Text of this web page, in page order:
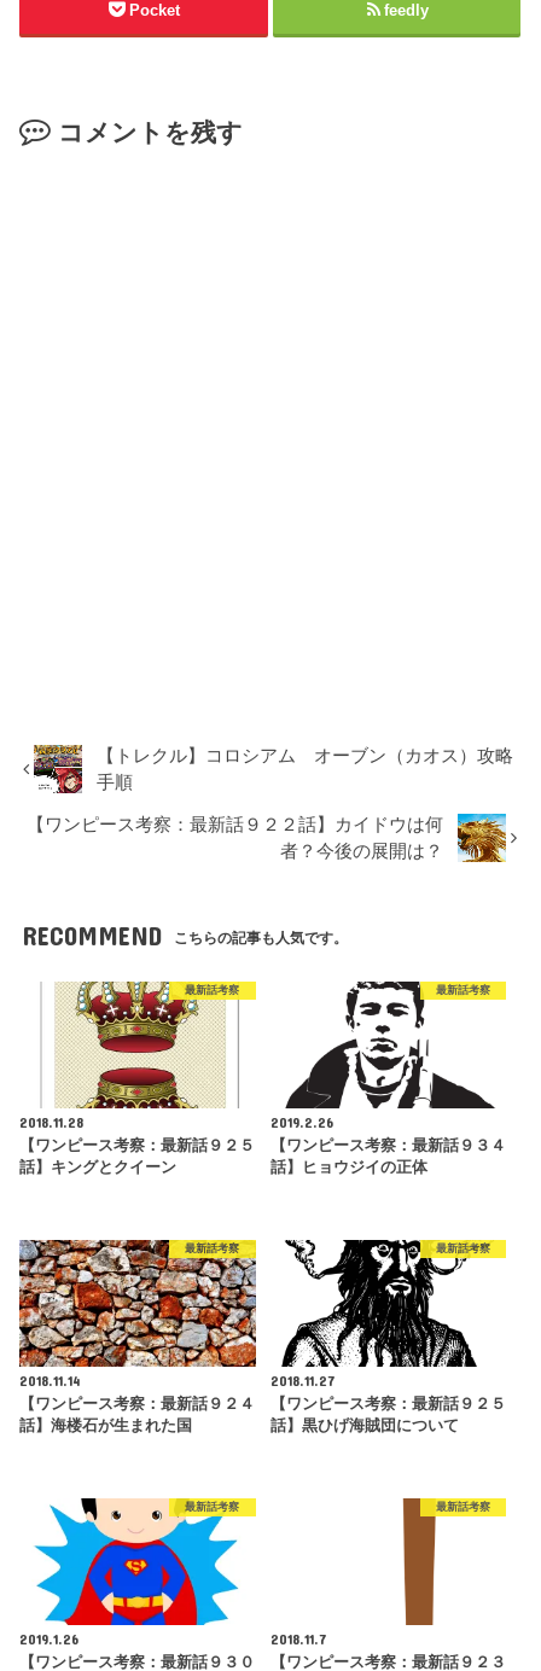
Pocket feedly
コメントを残す
【トレクル】コロシアム オーブン（カオス）攻略
手順
【ワンピース考察：最新話９２２話】カイドウは何
者？今後の展開は？
RECOMMEND こちらの記事も人気です。
最新話考察
2018.11.28
【ワンピース考察：最新話９２５
話】キングとクイーン
最新話考察
2019.2.26
【ワンピース考察：最新話９３４
話】ヒョウジイの正体
最新話考察
2018.11.14
【ワンピース考察：最新話９２４
話】海楼石が生まれた国
最新話考察
2018.11.27
【ワンピース考察：最新話９２５
話】黒ひげ海賊団について
最新話考察
2019.1.26
【ワンピース考察：最新話９３０
最新話考察
2018.11.7
【ワンピース考察：最新話９２３